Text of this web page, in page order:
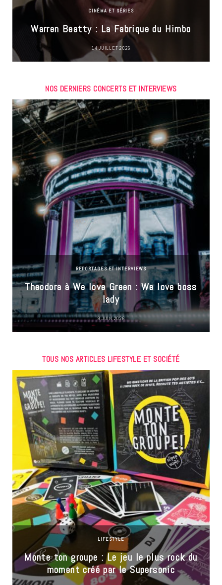
CINÉMA ET SÉRIES
Warren Beatty : La Fabrique du Himbo
14 JUILLET 2026
NOS DERNIERS CONCERTS ET INTERVIEWS
REPORTAGES ET INTERVIEWS
Theodora à We love Green : We love boss
lady
9 JUIN 2026
TOUS NOS ARTICLES LIFESTYLE ET SOCIÉTÉ
LIFESTYLE
Monte ton groupe : Le jeu le plus rock du
moment créé par le Supersonic